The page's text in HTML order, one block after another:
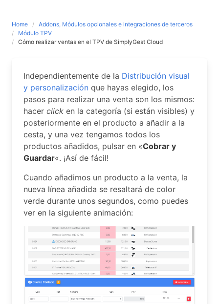
Home
Addons, Módulos opcionales e integraciones de terceros
Módulo TPV
Cómo realizar ventas en el TPV de SimplyGest Cloud
Independientemente de la Distribución visual
y personalización que hayas elegido, los
pasos para realizar una venta son los mismos:
hacer click en la categoría (si están visibles) y
posteriormente en el producto a añadir a la
cesta, y una vez tengamos todos los
productos añadidos, pulsar en «Cobrar y
Guardar«. ¡Así de fácil!
Cuando añadimos un producto a la venta, la
nueva línea añadida se resaltará de color
verde durante unos segundos, como puedes
ver en la siguiente animación: